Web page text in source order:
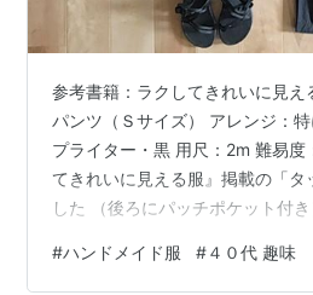
参考書籍：ラクしてきれいに見え
パンツ（Ｓサイズ） アレンジ：
プライター・黒 用尺：2m 難
てきれいに見える服』掲載の「タ
した （後ろにパッチポケット付
年はワンピースメインで過ごして
#ハンドメイド服 #４０代 趣味